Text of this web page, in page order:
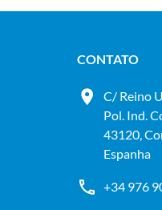
CONTATO
C/ Reino
Pol. Ind.
43120,
Espanha
+34 976